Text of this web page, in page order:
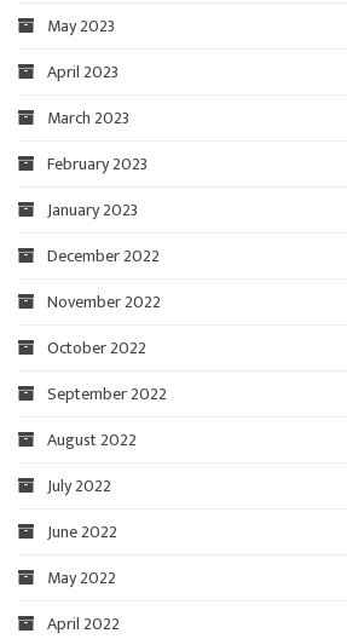
May 2023
April 2023
March 2023
February 2023
January 2023
December 2022
November 2022
October 2022
September 2022
August 2022
July 2022
June 2022
May 2022
April 2022